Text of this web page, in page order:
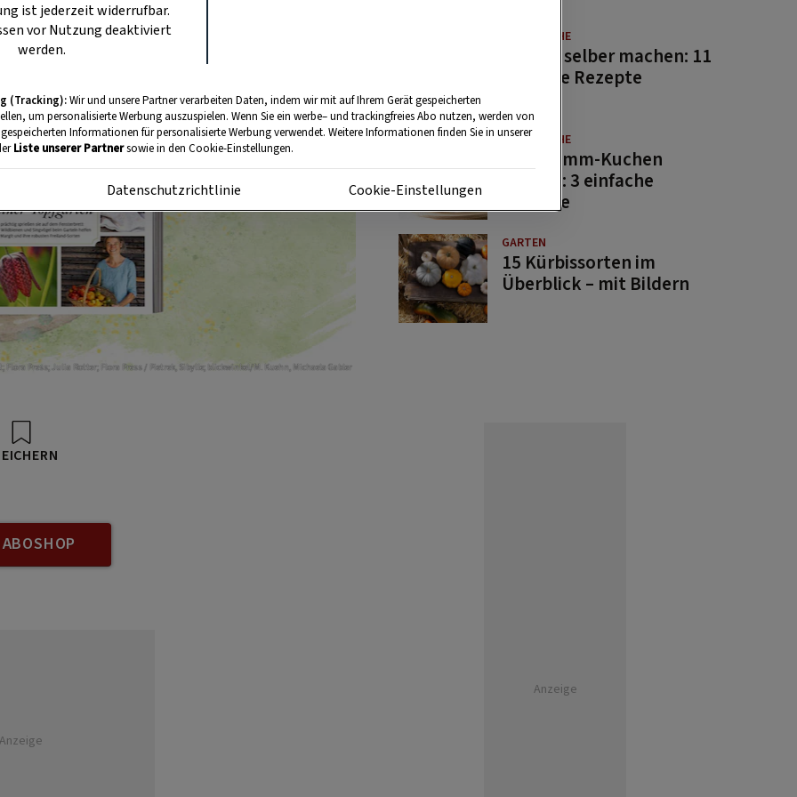
Flora Press; Julia Rotter; Flora Press / Pietrek, Sibylle; blickwinkel/M. Kuehn, Michaela Gabler
Anzeige
GUTE KÜCHE
Saucen selber machen: 11
beliebte Rezepte
GUTE KÜCHE
Osterlamm-Kuchen
backen: 3 einfache
Rezepte
GARTEN
15 Kürbissorten im
Überblick – mit Bildern
Anzeige
ist jederzeit widerrufbar.
vor Nutzung deaktiviert
werden.
(Tracking):Wir und unsere Partner verarbeiten Daten, indem wir mit auf Ihrem Gerät gespeicherten
um personalisierte Werbung auszuspielen. Wenn Sie ein werbe– und trackingfreies Abo nutzen, werden von
Informationen für personalisierte Werbung verwendet. Weitere Informationen finden Sie in unserer
Liste unserer Partnersowie in den Cookie-Einstellungen.
Datenschutzrichtlinie Cookie-Einstellungen